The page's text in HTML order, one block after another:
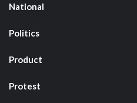
National
Politics
Product
Protest